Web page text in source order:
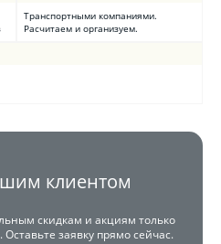
Транспортными компаниями.
Расчитаем и организуем.
клиентом
скидкам и акциям только
заявку прямо сейчас.